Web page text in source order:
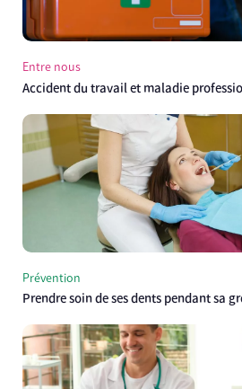
Entre nous
Accident du travail et maladie
Prévention
Prendre soin de ses dents pendant sa